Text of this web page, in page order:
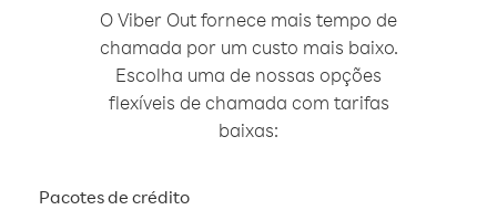
O Viber Out fornece mais tempo de
chamada por um custo mais baixo.
Escolha uma de nossas opções
flexíveis de chamada com tarifas
baixas:
Pacotes de crédito